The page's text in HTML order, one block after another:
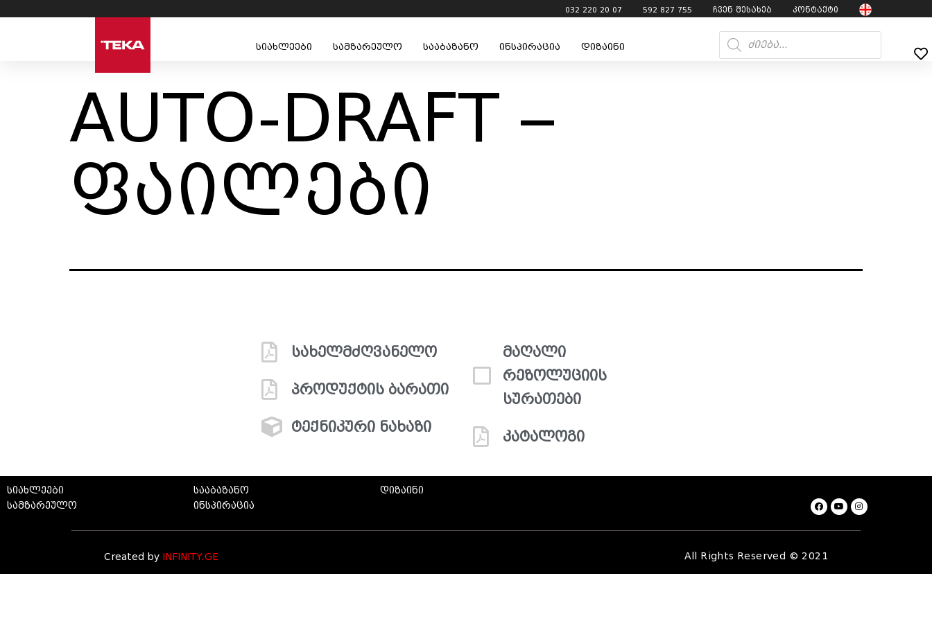
032 220 20 07 592 827 755 ჩვენ შესახებ კონტაქტი
სიახლეები სამზარეულო სააბაზანო ინსპირაცია დიზაინი
AUTO-DRAFT –
ფაილები
სახელმძღვანელო
პროდუქტის ბარათი
ტექნიკური ნახაზი
მაღალი
რეზოლუციის
სურათები
კატალოგი
სიახლეები
სამზარეულო
სააბაზანო
ინსპირაცია
დიზაინი
Created by INFINITY.GE All Rights Reserved © 2021